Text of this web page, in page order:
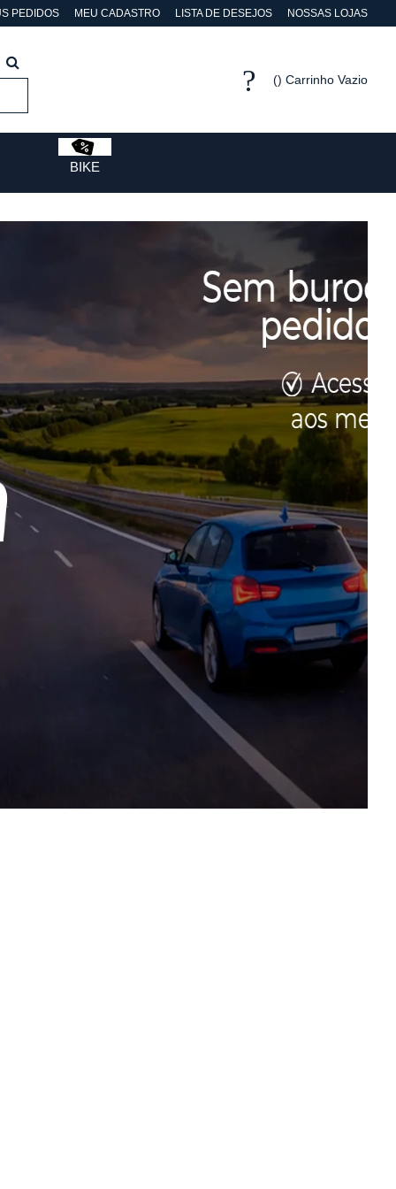
PEDIDOS MEU CADASTRO LISTA DE DESEJOS NOSSAS LOJAS
Carrinho Vazio
BIKE